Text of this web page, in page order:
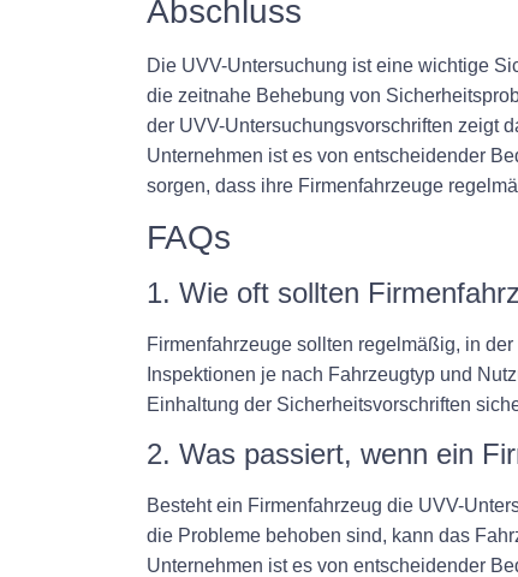
Abschluss
Die UVV-Untersuchung ist eine wichtige
die zeitnahe Behebung von
der UVV-Untersuchungsvorschriften zeigt
Unternehmen ist es von entscheidender
sorgen, dass ihre Firmenfahrzeuge
FAQs
1. Wie oft sollten
Firmenfahrzeuge sollten regelmäßig, in
Inspektionen je nach Fahrzeugtyp und
Einhaltung der Sicherheitsvorschriften
2. Was passiert, wenn ein
Besteht ein Firmenfahrzeug die UVV-
die Probleme behoben sind, kann das
Unternehmen ist es von entscheidender